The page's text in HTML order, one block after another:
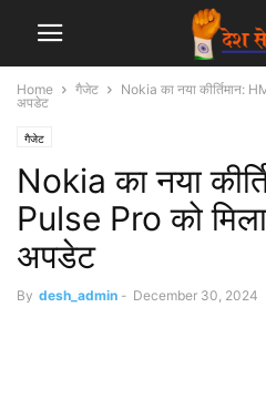
Home गैजेट
Nokia का नया कीर्तिमान:
अपडेट
गैजेट
Nokia का नया
Pulse Pro को
अपडेट
By desh_admin - December 30, 2024